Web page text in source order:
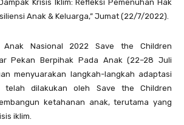
Krisis Iklim: Refleksi Pemenuhan Hak
Anak & Keluarga,” Jumat (22/7/2022).
Anak Nasional 2022 Save the Children
Pekan Berpihak Pada Anak (22–28 Juli
menyuarakan langkah-langkah adaptasi
telah dilakukan oleh Save the Children
ketahanan anak, terutama yang
iklim.